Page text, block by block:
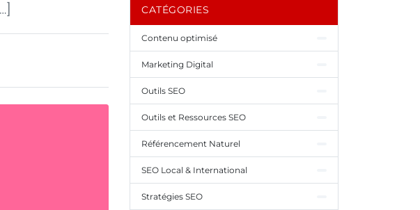
CATÉGORIES
Contenu optimisé
Marketing Digital
Outils SEO
Outils et Ressources SEO
Référencement Naturel
SEO Local & International
Stratégies SEO